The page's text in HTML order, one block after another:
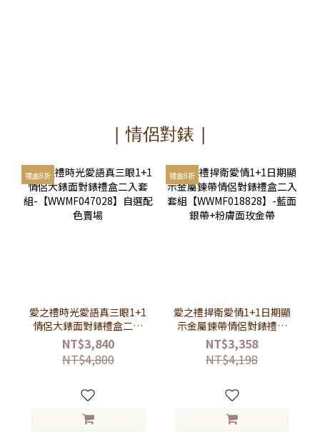
| 情侶對錶 |
禮盒8折
愛之禮時光愛語真三眼1+1
情侶大錶面對錶禮盒二入
套組-【WWMF047028】
自選配色賣場
NT$3,840
NT$4,800
禮盒8折
愛之禮捍衛愛情1+1日期顯
示金屬鍊帶情侶對錶禮盒
二入套組
【WWMF018828】-藍面
銀帶+粉膚面玫金帶
NT$3,358
NT$4,198